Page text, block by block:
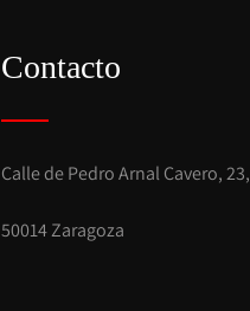
Contacto
Calle de Pedro Arnal Cavero, 23,
50014 Zaragoza